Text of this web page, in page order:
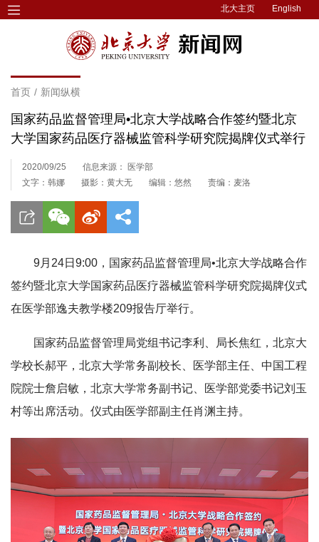
北大主页 English
首页 / 新闻纵横
国家药品监督管理局•北京大学战略合作签约暨北京
大学国家药品医疗器械监管科学研究院揭牌仪式举行
2020/09/25
信息来源： 医学部
文字：韩娜
摄影：黄大无 编辑：悠然 责编：麦洛
9月24日9:00，国家药品监督管理局•北京大学战略合作
签约暨北京大学国家药品医疗器械监管科学研究院揭牌仪式
在医学部逸夫教学楼209报告厅举行。
国家药品监督管理局党组书记李利、局长焦红，北京大
学校长郝平，北京大学常务副校长、医学部主任、中国工程
院院士詹启敏，北京大学常务副书记、医学部党委书记刘玉
村等出席活动。仪式由医学部副主任肖渊主持。